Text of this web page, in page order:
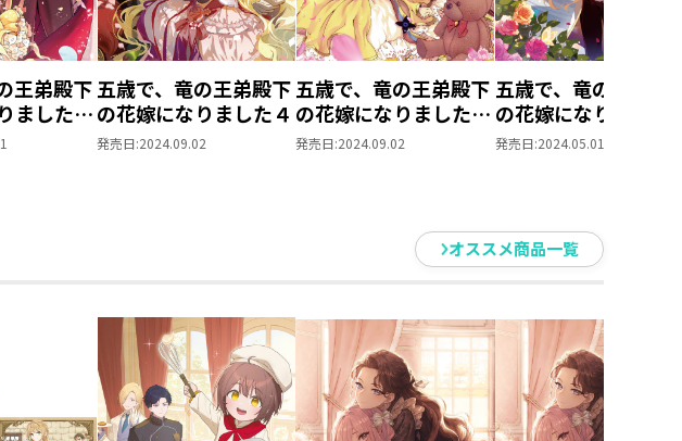
王弟殿下
ました
巻
五歳で、竜の王弟殿下
の花嫁になりました４
発売日:2024.09.02
五歳で、竜の王弟殿下
の花嫁になりました＠
COMIC 第1巻
発売日:2024.09.02
五歳で、竜の王弟殿
の花嫁になりました
発売日:2024.05.01
オススメ商品一覧